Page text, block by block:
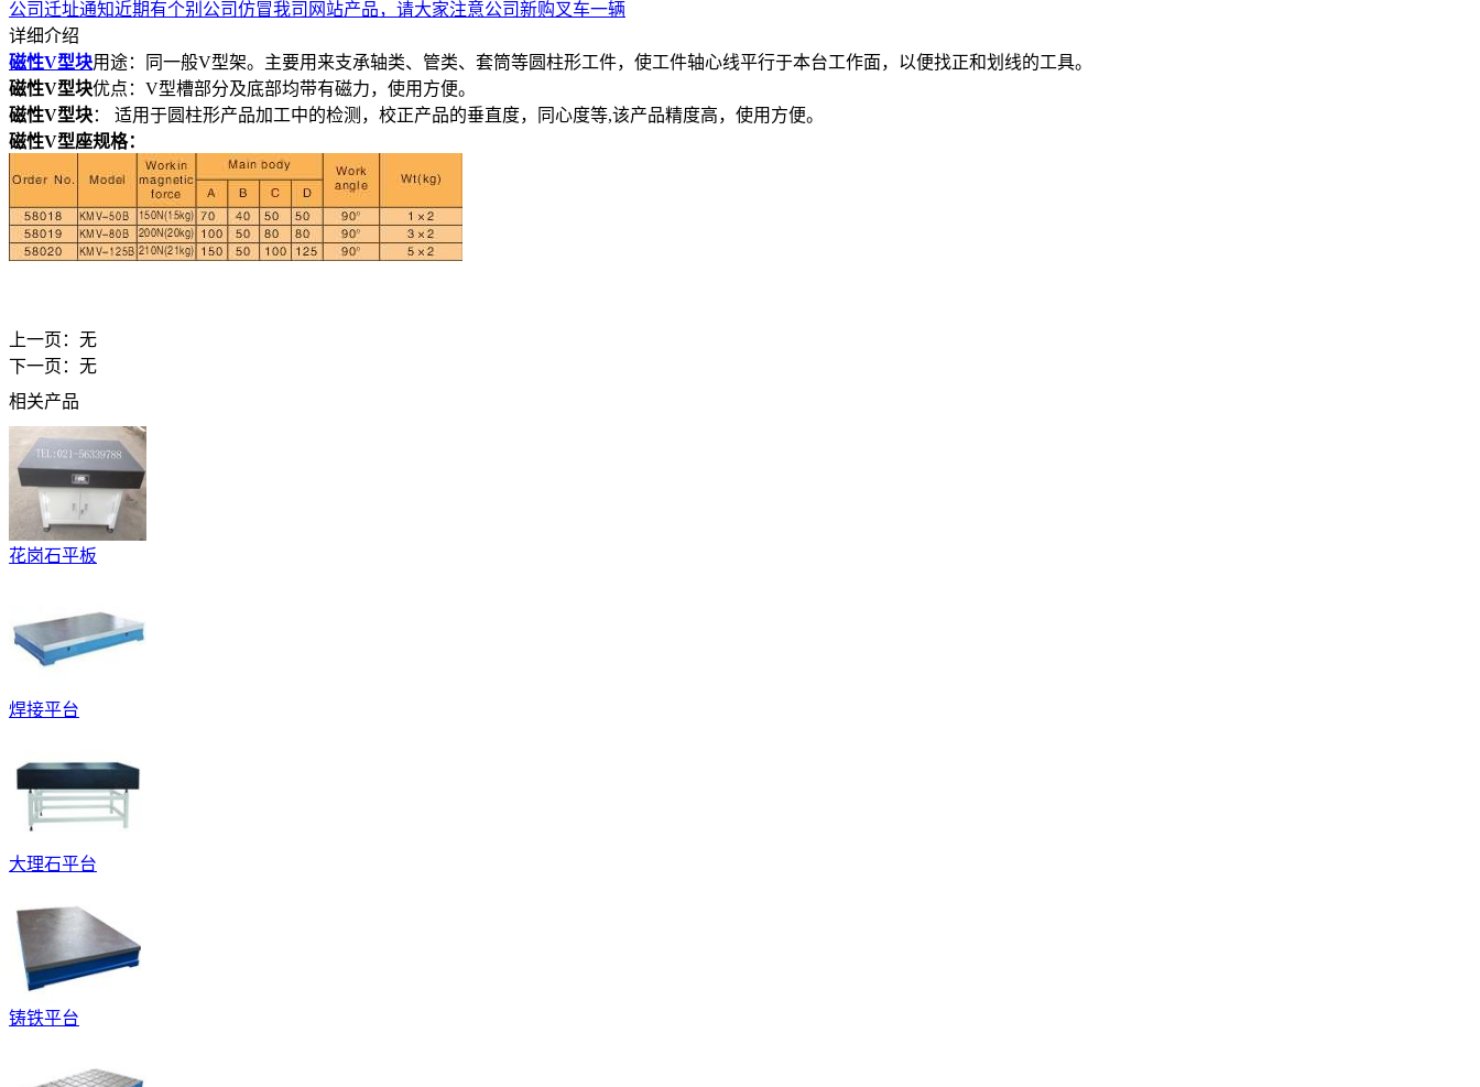
公司迁址通知近期有个别公司仿冒我司网站产品，请大家注意公司新购叉车一辆
详细介绍
磁性V型块用途：同一般V型架。主要用来支承轴类、管类、套筒等圆柱形工件，使工件轴心线平行于本台工作面，以便找正和划线的工具。
磁性V型块优点：V型槽部分及底部均带有磁力，使用方便。
磁性V型块： 适用于圆柱形产品加工中的检测，校正产品的垂直度，同心度等,该产品精度高，使用方便。
磁性V型座规格：
上一页：无
下一页：无
相关产品
花岗石平板
焊接平台
大理石平台
铸铁平台